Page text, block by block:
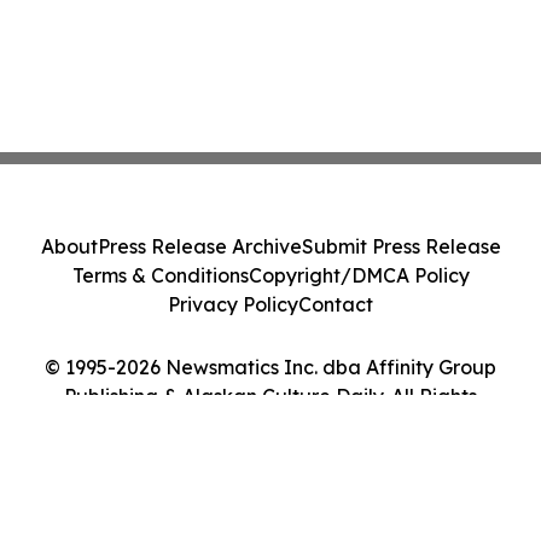
© 1995-2026 Newsmatics Inc. dba Affinity Group
Publishing & Alaskan Culture Daily. All Rights
AboutPress Release ArchiveSubmit Press Release
Terms & ConditionsCopyright/DMCA Policy
Privacy PolicyContact